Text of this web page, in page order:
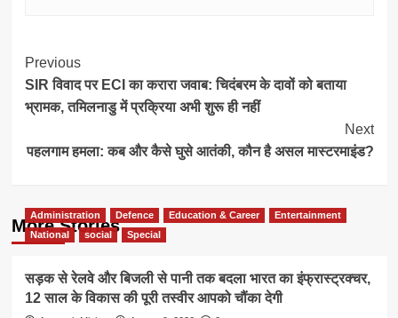
Post
Navigation
Previous
SIR विवाद पर ECI का करारा जवाब: चिदंबरम के दावों को बताया
भ्रामक, तमिलनाडु में प्रक्रिया अभी शुरू ही नहीं
Next
पहलगाम हमला: कब और कैसे घुसे आतंकी, कौन है असल मास्टरमाइंड?
More Stories
Administration Defence Education & Career
Entertainment
National
social Special
सड़क से रेलवे और बिजली से पानी तक बदला भारत का इंफ्रास्ट्रक्चर,
12 साल के विकास की पूरी तस्वीर आपको चौंका देगी